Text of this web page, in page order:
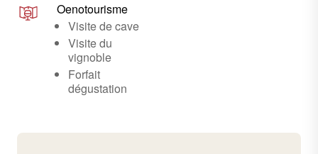
Oenotourisme
Visite de cave
Visite du
vignoble
Forfait
dégustation